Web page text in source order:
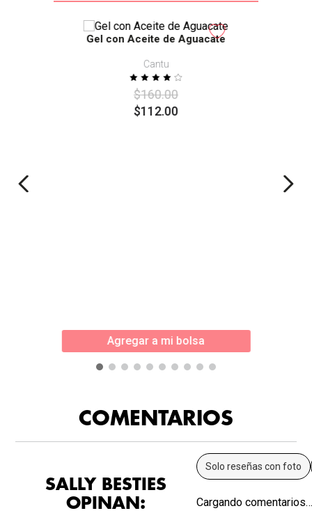
-30%
Gel con Aceite de Aguacate
Cantu
$160.00
$112.00
Agregar a mi bolsa
COMENTARIOS
SALLY BESTIES
OPINAN:
Solo reseñas con foto
Cargando